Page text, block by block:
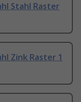
Stahl Raster
Zink Raster 1